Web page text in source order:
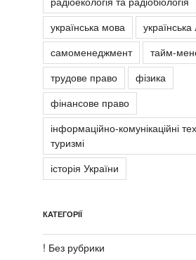
українська мова
українська
самоменеджмент
тайм-
трудове право
фізика
фінансове право
інформаційно-комунікаційні
туризмі
історія України
КАТЕГОРІЇ
! Без рубрики